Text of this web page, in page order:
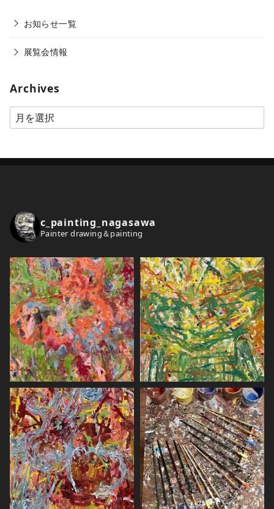
お知らせ一覧
展覧会情報
Archives
r
e
s
c_painting_nagasawa
Painter drawing＆painting